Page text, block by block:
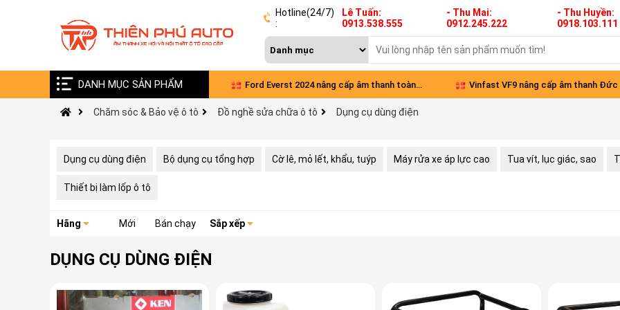
Hotline(24/7)
:
Lê Tuấn:
0913.538.555
- Thu Mai:
0912.245.222
- Thu Huyền:
0918.103.111
DANH MỤC SẢN PHẨM
Combo nâng cấp âm thanh Alpine Nhật cho
xe VinFast Limo Green
Ford Everst 2024 nâng cấp âm thanh toàn
diện
Vinfast VF9 nâng cấp âm thanh Đức -
Chăm sóc & Bảo vệ ô tô Đồ nghề sửa chữa ô tô Dụng cụ dùng điện
Dụng cụ dùng điện Bộ dụng cụ tổng hợp Cờ lê, mỏ lết, khẩu, tuýp Máy rửa xe áp lực cao Tua vít, lục giác, sao
Thiết bị làm lốp ô tô
Hãng Mới Bán chạy Sắp xếp
DỤNG CỤ DÙNG ĐIỆN